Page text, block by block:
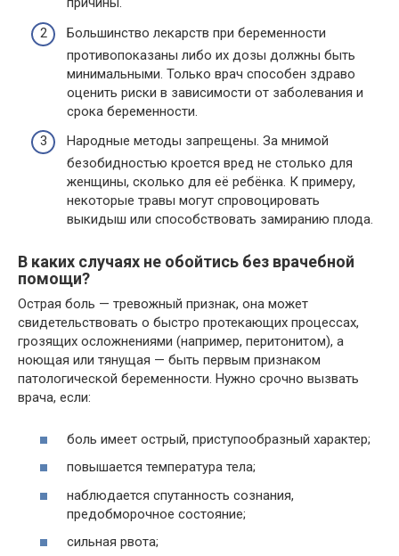
Большинство лекарств при беременности
противопоказаны либо их дозы должны быть
минимальными. Только врач способен здраво
оценить риски в зависимости от заболевания и
срока беременности.
Народные методы запрещены. За мнимой
безобидностью кроется вред не столько для
женщины, сколько для её ребёнка. К примеру,
некоторые травы могут спровоцировать
выкидыш или способствовать замиранию плода.
В каких случаях не обойтись без врачебной
помощи?
Острая боль — тревожный признак, она может
свидетельствовать о быстро протекающих процессах,
грозящих осложнениями (например, перитонитом), а
ноющая или тянущая — быть первым признаком
патологической беременности. Нужно срочно вызвать
врача, если:
боль имеет острый, приступообразный характер;
повышается температура тела;
наблюдается спутанность сознания,
предобморочное состояние;
сильная рвота;